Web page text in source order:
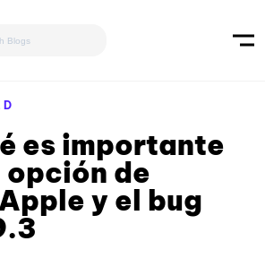
es importante
de
y el bug